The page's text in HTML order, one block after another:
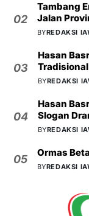
02
Tambang
Jalan
BYREDAKSI
03
Hasan
BYREDAKSI
04
Hasan
Slogan
BYREDAKSI
05
Ormas
BYREDAKSI